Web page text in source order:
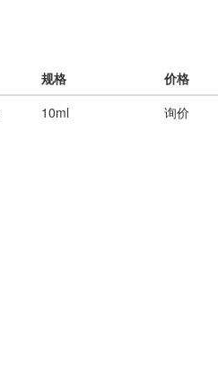
规格
价格
10ml 询价